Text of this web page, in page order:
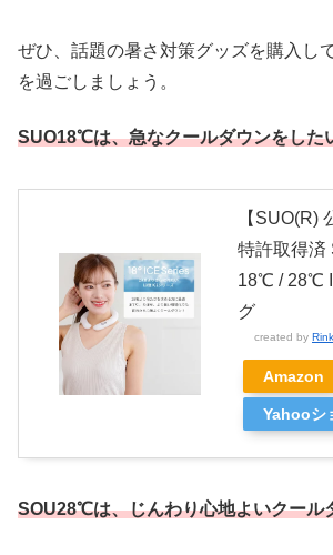
ぜひ、話題の暑さ対策グッズを購入し
を過ごしましょう。
SUO18℃は、急なクールダウンをした
【SUO(R)
特許取得済
18℃ / 28℃
グ
created by
Amazon
Yahooシ
SOU28℃は、じんわり心地よいクール